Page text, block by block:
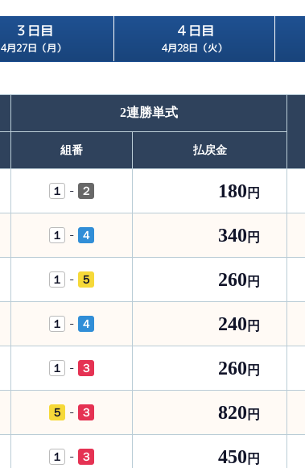
外向発売所「アシ夢テラス」
３日目
4月27日（月）
４日目
4月28日（火）
2連勝単式
組番 払戻金
１ - ２ 180 円
１ - ４ 340 円
１ - ５ 260 円
１ - ４ 240 円
１ - ３ 260 円
５ - ３ 820 円
１ - ３ 450 円